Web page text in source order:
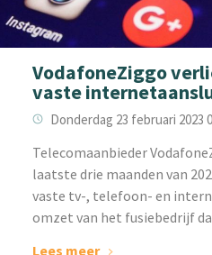
VodafoneZiggo
vaste
Donderdag 23 februari 2023
‌Telecomaanbieder
laatste drie maanden van
vaste tv-, telefoon- en
omzet van het fusiebedrijf
Lees meer